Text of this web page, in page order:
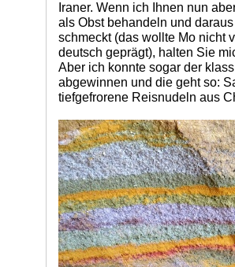
Iraner. Wenn ich Ihnen nun
als Obst behandeln und
schmeckt (das wollte Mo nicht
deutsch geprägt), halten Sie
Aber ich konnte sogar der
abgewinnen und die geht so:
tiefgefrorene Reisnudeln aus